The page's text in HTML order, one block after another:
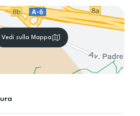
Vedi sulla Mappa